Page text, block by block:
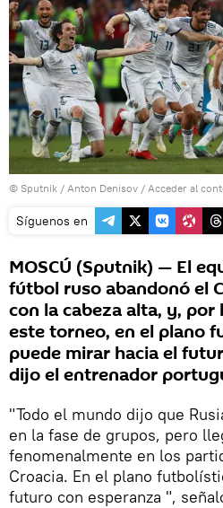
© Sputnik / Anton Denisov / Acceder al
Síguenos en
MOSCÚ (Sputnik) — El
fútbol ruso abandonó el
con la cabeza alta, y,
este torneo, en el plano
puede mirar hacia el
dijo el entrenador
"Todo el mundo dijo que
en la fase de grupos, pero
fenomenalmente en los
Croacia. En el plano
futuro con esperanza ",